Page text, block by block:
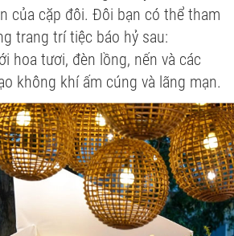
của cặp đôi. Đôi bạn có thể tham
trang trí tiệc báo hỷ sau:
hoa tươi, đèn lồng, nến và các
không khí ấm cúng và lãng mạn.